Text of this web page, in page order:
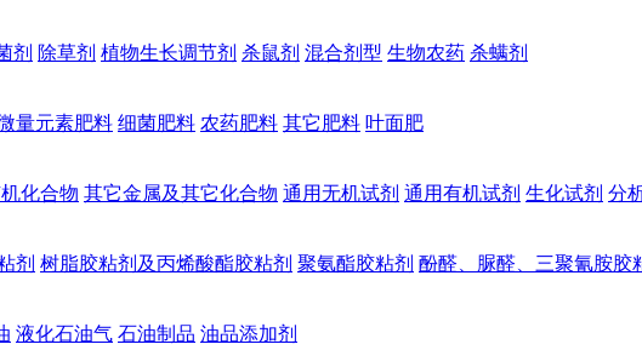
剂 除草剂 植物生长调节剂 杀鼠剂 混合剂型 生物农药 杀螨剂
量元素肥料 细菌肥料 农药肥料 其它肥料 叶面肥
化合物 其它金属及其它化合物 通用无机试剂 通用有机试剂 生化试剂 分
剂 树脂胶粘剂及丙烯酸酯胶粘剂 聚氨酯胶粘剂 酚醛、脲醛、三聚氰胺胶
液化石油气 石油制品 油品添加剂